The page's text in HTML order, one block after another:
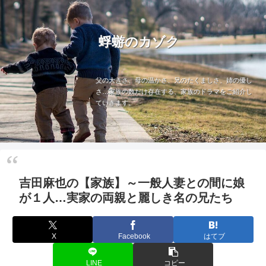
蜉蝣のカゾク
父の大きさ、母の温かさ、兄のたくましさ、姉の優し
さ…家族の数だけ存在する、家族のドラマをご紹介し
ていきます。
吉田麻也の【家族】～一般人妻との間に娘
が１人…実家の両親と麗しき名の兄たち
X Facebook はてブ
LINE コピー